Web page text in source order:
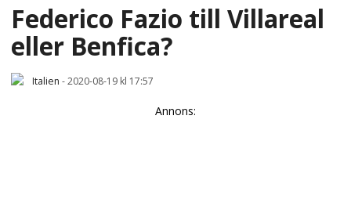
Federico Fazio till Villareal
eller Benfica?
Italien -2020-08-19 kl 17:57
Annons: